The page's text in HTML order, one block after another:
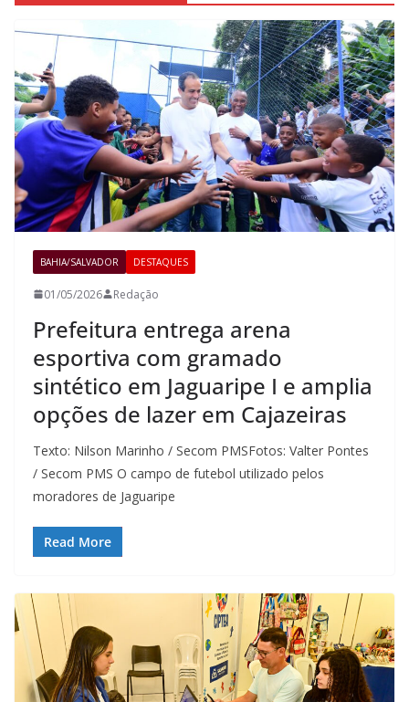
BAHIA/SALVADOR DESTAQUES
01/05/2026 Redação
Prefeitura entrega arena
esportiva com gramado
sintético em Jaguaripe I e amplia
opções de lazer em Cajazeiras
Texto: Nilson Marinho / Secom PMSFotos: Valter Pontes
/ Secom PMS O campo de futebol utilizado pelos
moradores de Jaguaripe
Read More